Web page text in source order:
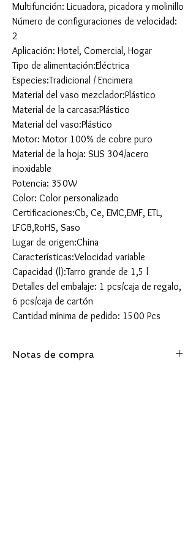
Multifunción: Licuadora, picadora y molinillo
Número de configuraciones de velocidad:
2
Aplicación: Hotel, Comercial, Hogar
Tipo de alimentación:Eléctrica
Especies:Tradicional / Encimera
Material del vaso mezclador:Plástico
Material de la carcasa:Plástico
Material del vaso:Plástico
Motor: Motor 100% de cobre puro
Material de la hoja: SUS 304/acero
inoxidable
Potencia: 350W
Color: Color personalizado
Certificaciones:Cb, Ce, EMC,EMF, ETL,
LFGB,RoHS, Saso
Lugar de origen:China
Características:Velocidad variable
Capacidad (l):Tarro grande de 1,5 l
Detalles del embalaje: 1 pcs/caja de regalo,
6 pcs/caja de cartón
Cantidad mínima de pedido: 1500 Pcs
Notas de compra